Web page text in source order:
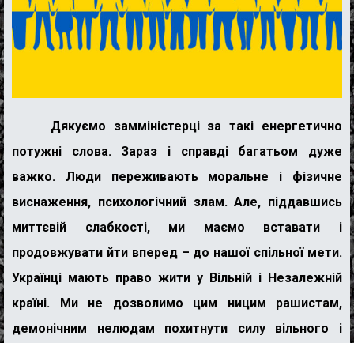
Дякуємо замміністерці за такі енергетично
потужні слова. Зараз і справді багатьом дуже
важко. Люди переживають моральне і фізичне
виснаження, психологічний злам. Але, піддавшись
миттєвій слабкості, ми маємо вставати і
продовжувати йти вперед – до нашої спільної мети.
Українці мають право жити у Вільній і Незалежній
країні. Ми не дозволимо цим ницим рашистам,
демонічним нелюдам похитнути силу вільного і